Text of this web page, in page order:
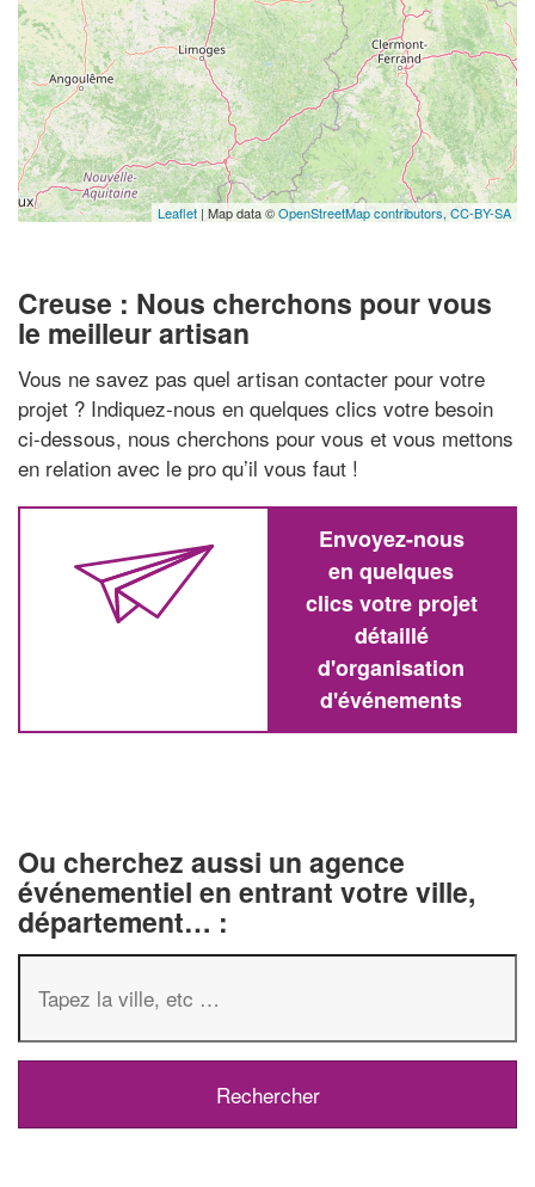
Leaflet | Map data ©OpenStreetMap contributors, CC-BY-SA
Creuse : Nous cherchons pour vous
le meilleur artisan
Vous ne savez pas quel artisan contacter pour votre
projet ? Indiquez-nous en quelques clics votre besoin
ci-dessous, nous cherchons pour vous et vous mettons
en relation avec le pro qu’il vous faut !
Envoyez-nous
en quelques
clics votre projet
détaillé
d'organisation
d'événements
Ou cherchez aussi un agence
événementiel en entrant votre ville,
département… :